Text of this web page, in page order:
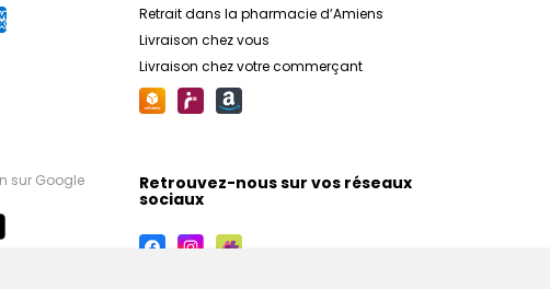
sur Google
Retrait dans la pharmacie d’Amiens
Livraison chez vous
Livraison chez votre commerçant
Retrouvez-nous sur vos réseaux
sociaux